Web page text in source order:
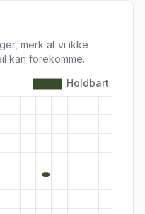
merk at vi ikke
kan forekomme.